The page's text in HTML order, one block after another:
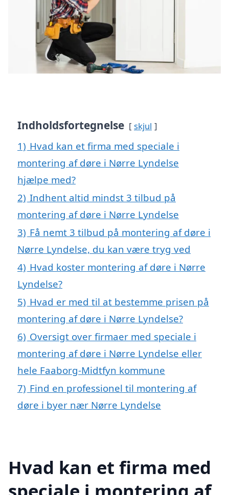
Indholdsfortegnelse skjul
1) Hvad kan et firma med speciale i
montering af døre i Nørre Lyndelse
hjælpe med?
2) Indhent altid mindst 3 tilbud på
montering af døre i Nørre Lyndelse
3) Få nemt 3 tilbud på montering af døre i
Nørre Lyndelse, du kan være tryg ved
4) Hvad koster montering af døre i Nørre
Lyndelse?
5) Hvad er med til at bestemme prisen på
montering af døre i Nørre Lyndelse?
6) Oversigt over firmaer med speciale i
montering af døre i Nørre Lyndelse eller
hele Faaborg-Midtfyn kommune
7) Find en professionel til montering af
døre i byer nær Nørre Lyndelse
Hvad kan et firma med